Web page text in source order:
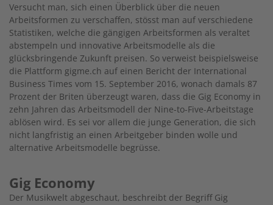
Versucht man, sich einen Überblick über die neuen
Arbeitsformen zu verschaffen, stösst man auf verschiedene
Statis­tiken, welche die gängigen Arbeitsformen als veraltet
abstempeln und innovative Arbeitsmodelle als die
glücksbringende Zukunft preisen. So verweist beispielsweise
die Plattform gigm­e.ch auf einen Bericht der International
Business Times vom 15. September 2016, wonach damals 87
Prozent der Briten überzeugt waren, dass die Gig Economy in
zehn Jahren das Arbeitsmodell der Nine-to-Five-Arbeitstage
ablösen wird. Es sei vor allem die junge Generation, die sich
nicht langfristig an einen Arbeitgeber binden wolle und
alternative Arbeitsmodelle begrüsse.
Gig Economy
Der Musikwelt abgeschaut, beschreibt der Begriff Gig